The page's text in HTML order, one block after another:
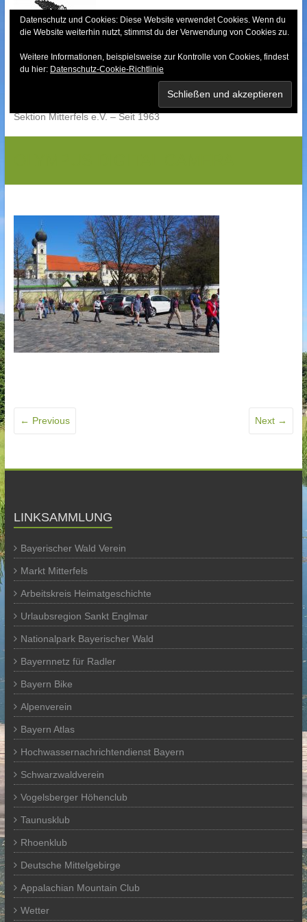
content
Bayerischer Wald-
Sektion Mitterfels e.V. – Seit 1963
← Previous Next →
LINKSAMMLUNG
Bayerischer Wald Verein
Markt Mitterfels
Arbeitskreis Heimatgeschichte
Urlaubsregion Sankt Englmar
Nationalpark Bayerischer Wald
Bayernnetz für Radler
Bayern Bike
Alpenverein
Bayern Atlas
Hochwassernachrichtendienst Bayern
Schwarzwaldverein
Vogelsberger Höhenclub
Taunusklub
Rhoenklub
Deutsche Mittelgebirge
Appalachian Mountain Club
Wetter
Datenschutz und Cookies: Diese Website verwendet Cookies. Wenn du
die Website weiterhin nutzt, stimmst du der Verwendung von Cookies zu.
Weitere Informationen, beispielsweise zur Kontrolle von Cookies, findest
du hier: Datenschutz-Cookie-Richtlinie